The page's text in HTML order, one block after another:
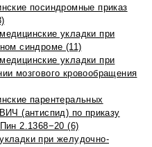
посиндромные приказ
укладки при
синдроме (11)
укладки при
мозгового кровообращения
парентеральных
(антиспид) по приказу
2.1368−20 (6)
при желудочно-